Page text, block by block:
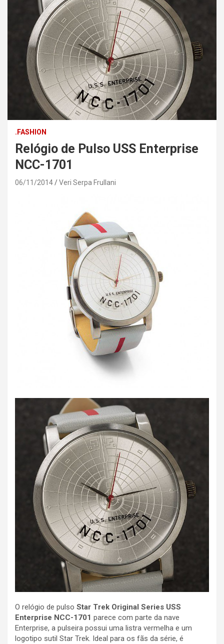
.FASHION
Relógio de Pulso USS Enterprise
NCC-1701
06/11/2014 Veri Serpa Frullani
O relógio de pulso Star Trek Original Series USS
Enterprise NCC-1701 parece com parte da nave
Enterprise, a pulseira possui uma listra vermelha e um
logotipo sutil Star Trek. Ideal para os fãs da série, é